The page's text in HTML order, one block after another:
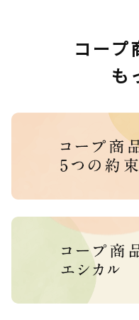
コープ
も